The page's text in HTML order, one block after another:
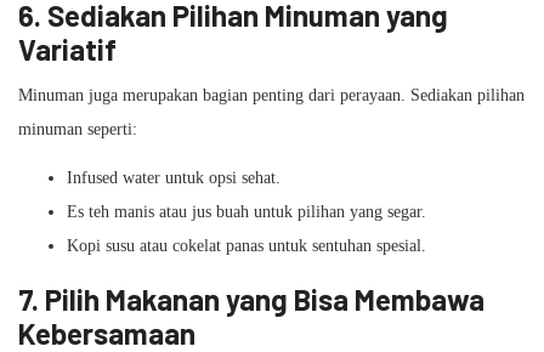
6. Sediakan Pilihan Minuman yang
Variatif
Minuman juga merupakan bagian penting dari perayaan. Sediakan pilihan
minuman seperti:
Infused water untuk opsi sehat.
Es teh manis atau jus buah untuk pilihan yang segar.
Kopi susu atau cokelat panas untuk sentuhan spesial.
7. Pilih Makanan yang Bisa Membawa
Kebersamaan